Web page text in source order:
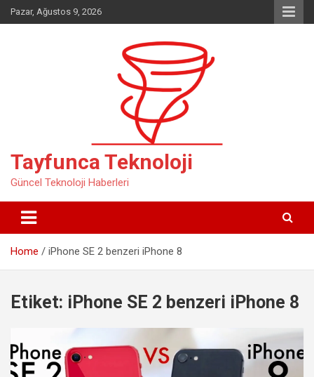
Skip
to
Pazar, Ağustos 9, 2026
Tayfunca Teknoloji
Güncel Teknoloji Haberleri
Home iPhone SE 2 benzeri iPhone 8
Etiket: iPhone SE 2 benzeri iPhone 8